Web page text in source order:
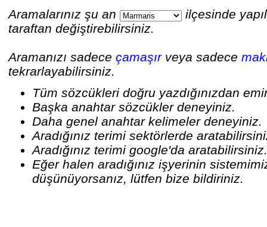
Aramalarınız şu an
ilçesinde
taraftan değiştirebilirsiniz.
Aramanızı sadece çamaşırveya sadece
tekrarlayabilirsiniz.
Tüm sözcükleri doğru yazdığınızdan
Başka anahtar sözcükler deneyiniz.
Daha genel anahtar kelimeler deneyiniz.
Aradığınız terimi sektörlerde
Aradığınız terimi google'da
Eğer halen aradığınız işyerinin
düşünüyorsanız, lütfen bize bildiriniz.